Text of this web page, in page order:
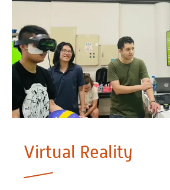
Personalvertretungen
Informationssicherheit
Personalentwicklung
Personensuche
Virtual Reality